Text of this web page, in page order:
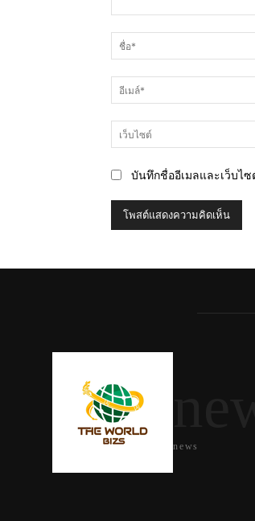
คิด
เห็น
บันทึกชื่ออีเมลและเว็บไ
news